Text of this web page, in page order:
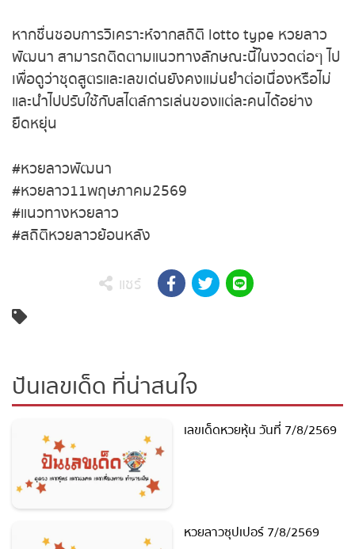
หากชื่นชอบการวิเคราะห์จากสถิติ lotto type หวยลาว
พัฒนา สามารถติดตามแนวทางลักษณะนี้ในงวดต่อๆ ไป
เพื่อดูว่าชุดสูตรและเลขเด่นยังคงแม่นยำต่อเนื่องหรือไม่
และนำไปปรับใช้กับสไตล์การเล่นของแต่ละคนได้อย่าง
ยืดหยุ่น
#หวยลาวพัฒนา
#หวยลาว11พฤษภาคม2569
#แนวทางหวยลาว
#สถิติหวยลาวย้อนหลัง
แชร์
ปันเลขเด็ด ที่น่าสนใจ
เลขเด็ดหวยหุ้น วันที่ 7/8/2569
หวยลาวซุปเปอร์ 7/8/2569